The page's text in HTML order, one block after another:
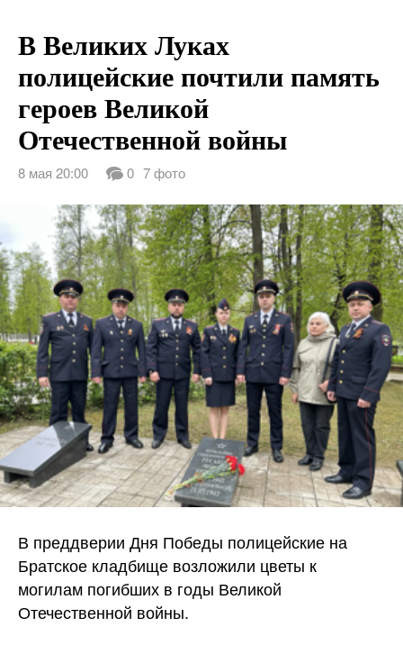
В Великих Луках
полицейские почтили память
героев Великой
Отечественной войны
8 мая 20:00 0 7 фото
В преддверии Дня Победы полицейские на
Братское кладбище возложили цветы к
могилам погибших в годы Великой
Отечественной войны.